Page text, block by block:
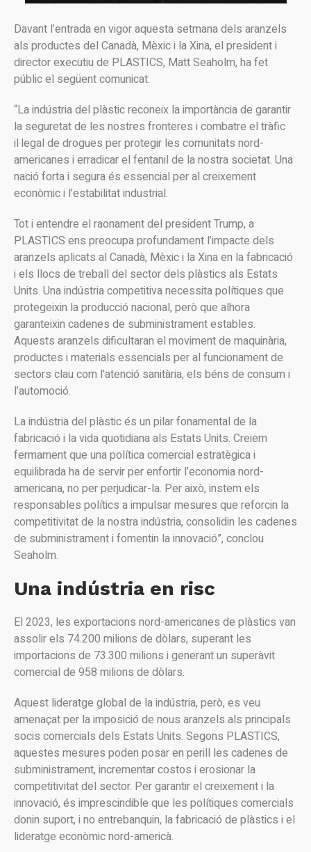
Davant l’entrada en vigor aquesta setmana dels aranzels
als productes del Canadà, Mèxic i la Xina, el president i
director executiu de PLASTICS, Matt Seaholm, ha fet
públic el següent comunicat:
“La indústria del plàstic reconeix la importància de garantir
la seguretat de les nostres fronteres i combatre el tràfic
il·legal de drogues per protegir les comunitats nord-
americanes i erradicar el fentanil de la nostra societat. Una
nació forta i segura és essencial per al creixement
econòmic i l’estabilitat industrial.
Tot i entendre el raonament del president Trump, a
PLASTICS ens preocupa profundament l’impacte dels
aranzels aplicats al Canadà, Mèxic i la Xina en la fabricació
i els llocs de treball del sector dels plàstics als Estats
Units. Una indústria competitiva necessita polítiques que
protegeixin la producció nacional, però que alhora
garanteixin cadenes de subministrament estables.
Aquests aranzels dificultaran el moviment de maquinària,
productes i materials essencials per al funcionament de
sectors clau com l’atenció sanitària, els béns de consum i
l’automoció.
La indústria del plàstic és un pilar fonamental de la
fabricació i la vida quotidiana als Estats Units. Creiem
fermament que una política comercial estratègica i
equilibrada ha de servir per enfortir l’economia nord-
americana, no per perjudicar-la. Per això, instem els
responsables polítics a impulsar mesures que reforcin la
competitivitat de la nostra indústria, consolidin les cadenes
de subministrament i fomentin la innovació”, conclou
Seaholm.
Una indústria en risc
El 2023, les exportacions nord-americanes de plàstics van
assolir els 74.200 milions de dòlars, superant les
importacions de 73.300 milions i generant un superàvit
comercial de 958 milions de dòlars.
Aquest lideratge global de la indústria, però, es veu
amenaçat per la imposició de nous aranzels als principals
socis comercials dels Estats Units. Segons PLASTICS,
aquestes mesures poden posar en perill les cadenes de
subministrament, incrementar costos i erosionar la
competitivitat del sector. Per garantir el creixement i la
innovació, és imprescindible que les polítiques comercials
donin suport, i no entrebanquin, la fabricació de plàstics i el
lideratge econòmic nord-americà.